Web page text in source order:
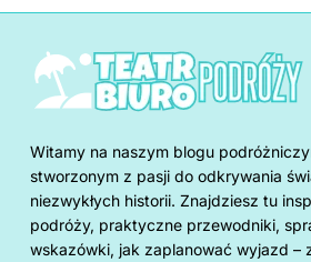
Witamy na naszym blogu
stworzonym z pasji do odkrywania
niezwykłych historii. Znajdziesz tu
podróży, praktyczne przewodniki,
wskazówki, jak zaplanować wyjazd –